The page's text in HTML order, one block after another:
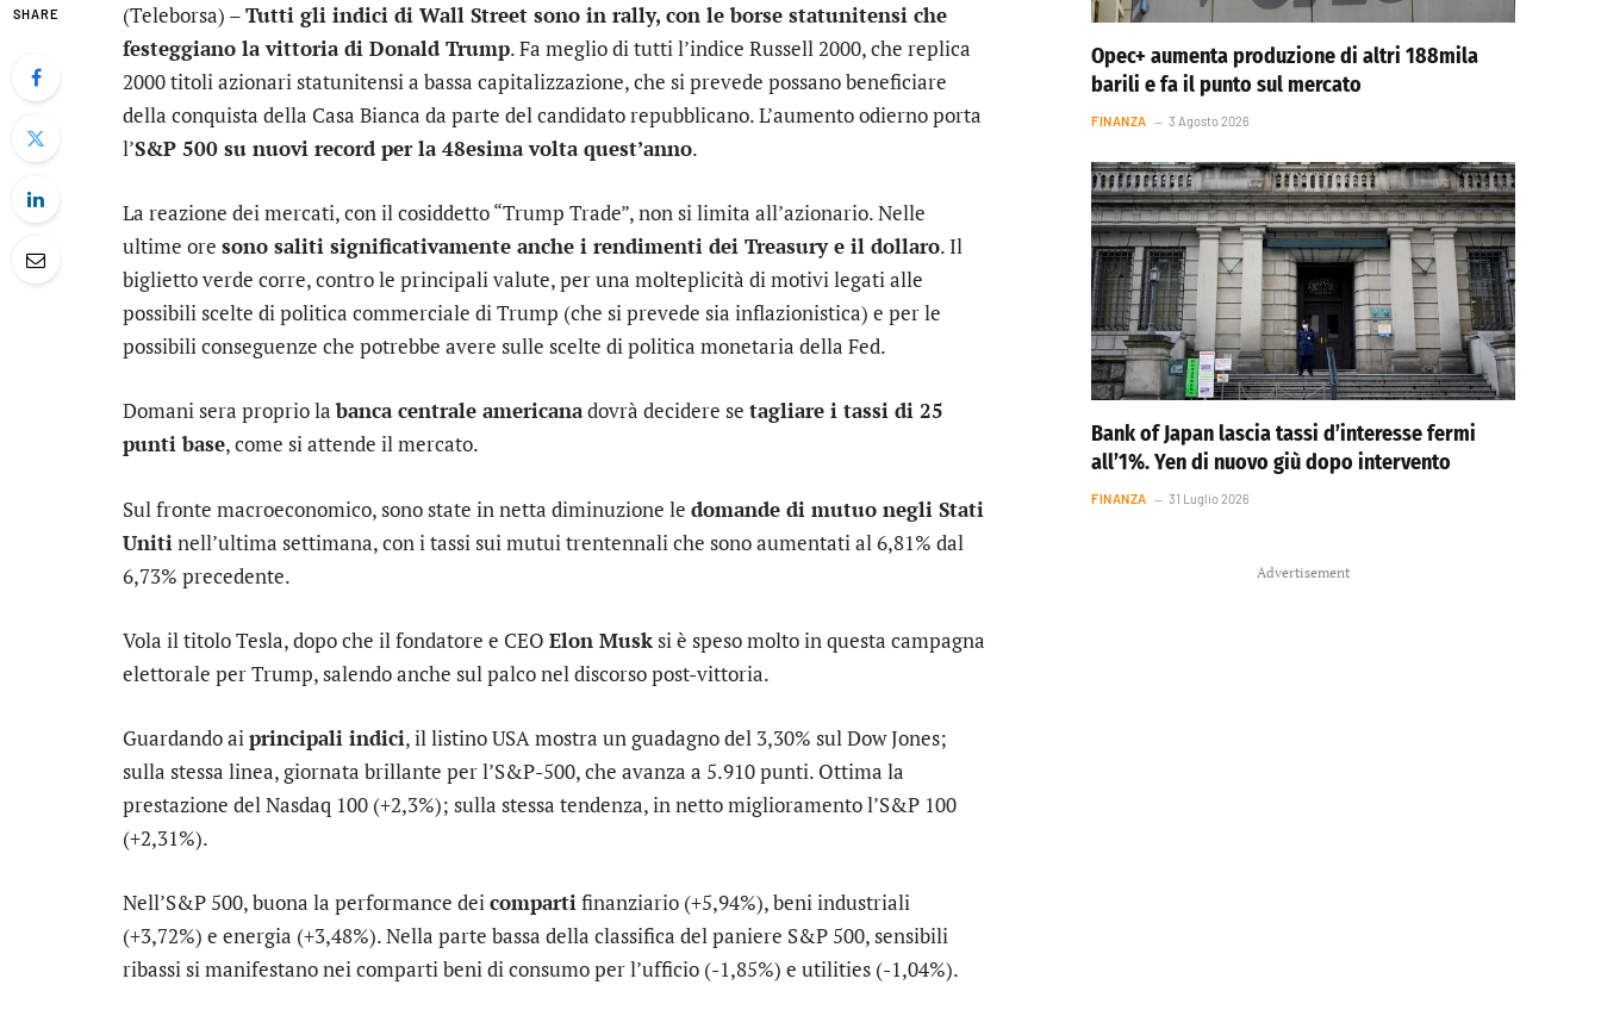
SHARE (Teleborsa) –Tutti gli indici di Wall Street sono in rally, con le borse statunitensi che
festeggiano la vittoria di Donald Trump. Fa meglio di tutti l’indice Russell 2000, che replica
2000 titoli azionari statunitensi a bassa capitalizzazione, che si prevede possano beneficiare
della conquista della Casa Bianca da parte del candidato repubblicano. L’aumento odierno porta
l’S&P 500 su nuovi record per la 48esima volta quest’anno.
La reazione dei mercati, con il cosiddetto “Trump Trade”, non si limita all’azionario. Nelle
ultime ore sono saliti significativamente anche i rendimenti dei Treasury e il dollaro. Il
biglietto verde corre, contro le principali valute, per una molteplicità di motivi legati alle
possibili scelte di politica commerciale di Trump (che si prevede sia inflazionistica) e per le
possibili conseguenze che potrebbe avere sulle scelte di politica monetaria della Fed.
Domani sera proprio labanca centrale americanadovrà decidere se tagliare i tassi di 25
punti base, come si attende il mercato.
Sul fronte macroeconomico, sono state in netta diminuzione le domande di mutuo negli Stati
Uniti nell’ultima settimana, con i tassi sui mutui trentennali che sono aumentati al 6,81% dal
6,73% precedente.
Vola il titoloTesla, dopo che il fondatore e CEO Elon Musksi è speso molto in questa campagna
elettorale per Trump, salendo anche sul palco nel discorso post-vittoria.
Guardando aiprincipali indici, il listino USA mostra un guadagno del 3,30% sulDow Jones;
sulla stessa linea, giornata brillante per l’S&P-500, che avanza a 5.910 punti. Ottima la
prestazione delNasdaq 100 (+2,3%); sulla stessa tendenza, in netto miglioramento l’S&P 100
(+2,31%).
Nell’S&P 500, buona la performance deicompartifinanziario (+5,94%),beni industriali
(+3,72%) e energia (+3,48%). Nella parte bassa della classifica del paniere S&P 500, sensibili
ribassi si manifestano nei compartibeni di consumo per l’ufficio (-1,85%) e utilities (-1,04%).
Opec+ aumenta produzione di altri 188mila
barili e fa il punto sul mercato
FINANZA 3 Agosto 2026
Bank of Japan lascia tassi d’interesse fermi
all’1%. Yen di nuovo giù dopo intervento
FINANZA 31 Luglio 2026
Advertisement